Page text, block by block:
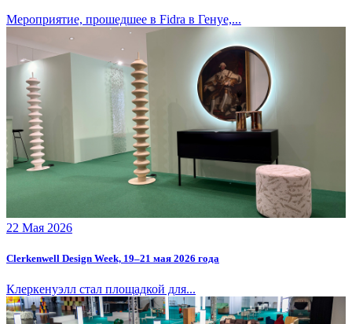
Мероприятие, прошедшее в Fidra в Генуе,...
22 Мая 2026
Clerkenwell Design Week, 19–21 мая 2026 года
Клеркенуэлл стал площадкой для...